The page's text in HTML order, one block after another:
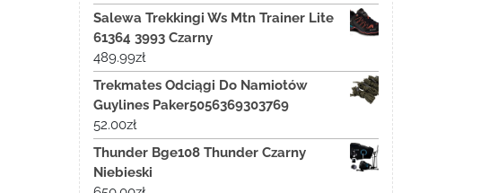
Salewa Trekkingi Ws Mtn Trainer Lite
61364 3993 Czarny
489.99zł
Trekmates Odciągi Do Namiotów
Guylines Paker5056369303769
52.00zł
Thunder Bge108 Thunder Czarny
Niebieski